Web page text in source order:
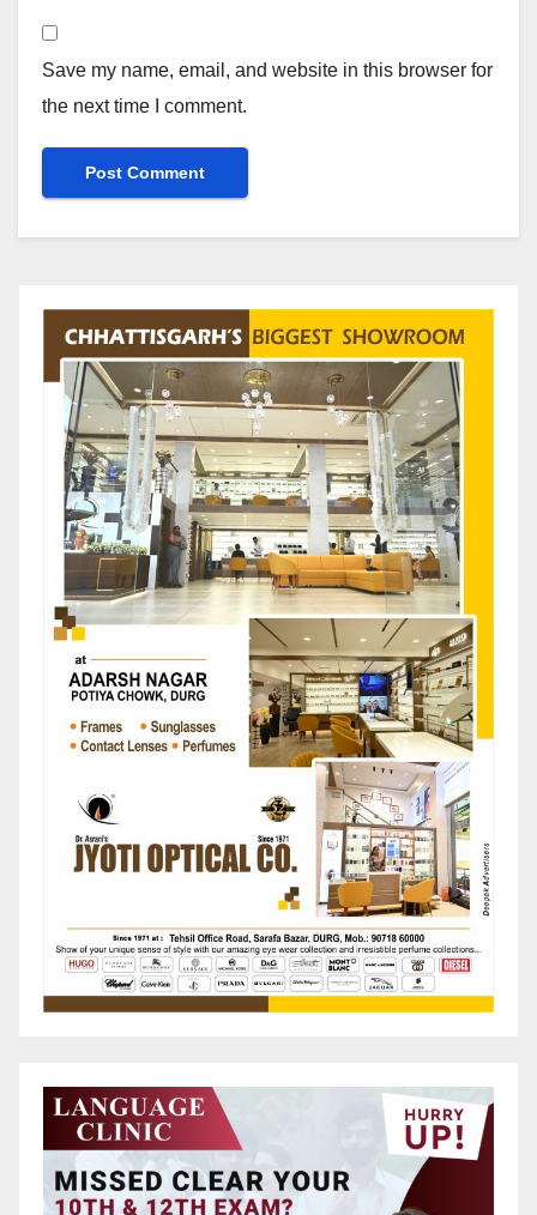
Save my name, email, and website in this browser for
the next time I comment.